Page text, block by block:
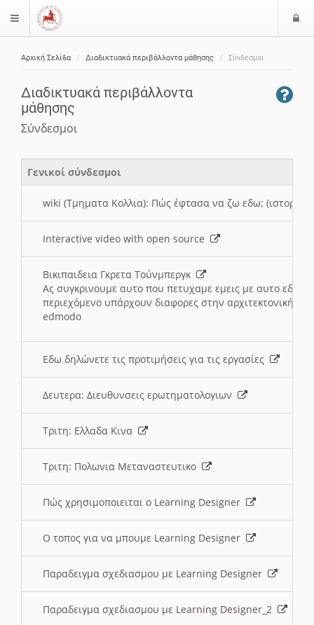
$langMenu
Αρχική Σελίδα Διαδικτυακά περιβάλλοντα μάθησης Σύνδεσμοι
Διαδικτυακά περιβάλλοντα
μάθησης
Σύνδεσμοι
Γενικοί σύνδεσμοι
wiki (Τμηματα Κολλια): Πώς έφτασα να ζω εδω; (ιστορια)
Interactive video with open source
Βικιπαιδεια Γκρετα Τούνμπεργκ
Ας συγκρινουμε αυτο που πετυχαμε εμεις με αυτο εδω
περιεχόμενο υπάρχουν διαφορες στην αρχιτεκτονική
edmodo
Εδω δηλώνετε τις προτιμήσεις για τις εργασίες
Δευτερα: Διευθυνσεις ερωτηματολογιων
Τριτη: Ελλαδα Κινα
Τριτη: Πολωνια Μεταναστευτικο
Πώς χρησιμοποιειται ο Learning Designer
O τοπος για να μπουμε Learning Designer
Παραδειγμα σχεδιασμου με Learning Designer
Παραδειγμα σχεδιασμου με Learning Designer_2